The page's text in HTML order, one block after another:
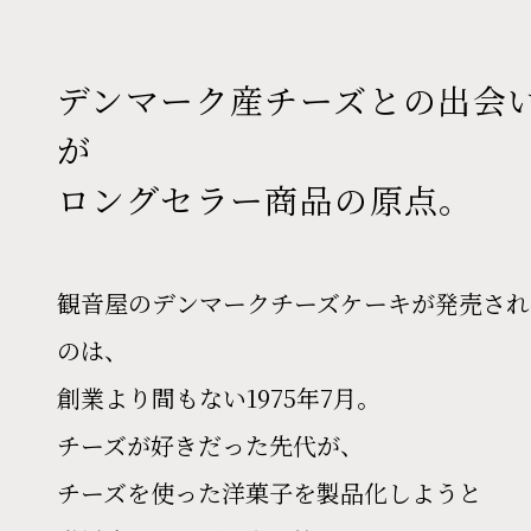
デンマーク産チーズとの出会
が
ロングセラー商品の原点。
観音屋のデンマークチーズケーキが発売さ
のは、
創業より間もない1975年7月。
チーズが好きだった先代が、
チーズを使った洋菓子を製品化しようと